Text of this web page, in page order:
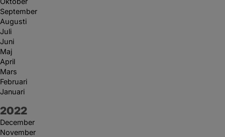
September
Augusti
Juli
Juni
Maj
April
Mars
Februari
Januari
År:
2022
December
November